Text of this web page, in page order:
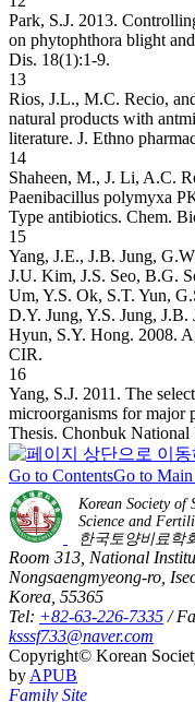
Park, S.J. 2013.
on phytophthora blight
Dis. 18(1):1-9.
13
Rios, J.L., M.C. Recio,
natural products with
literature. J. Ethno
14
Shaheen, M., J. Li, A.C.
Paenibacillus polymyxa
Type antibiotics. Chem.
15
Yang, J.E., J.B. Jung,
J.U. Kim, J.S. Seo, B.G.
Um, Y.S. Ok, S.T. Yun,
D.Y. Jung, Y.S. Jung,
Hyun, S.Y. Hong. 2008.
CIR.
16
Yang, S.J. 2011. The
microorganisms for major
Thesis. Chonbuk
Go to ContentsGo to
Korean Society of
Science and
한국토양비료학
Room 313, National
Nongsaengmyeong-ro,
Korea, 55365
Tel: +82-63-226-7335 /
ksssf733@naver.com
Copyright© Korean
by APUB
Family Site